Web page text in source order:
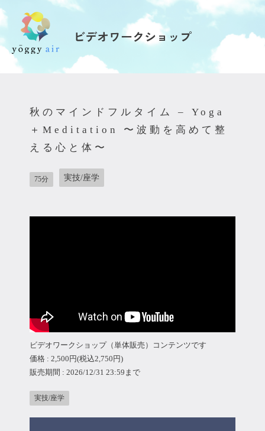
受講の流れ
インストラクター一覧
yoggy store
yoggy magazine
会員規約について
クラス参加にあたっての同意書
特定商取引にかかわる表示
ビデオワークショップ
秋のマインドフルタイム – Yoga
＋Meditation 〜波動を高めて整
える心と体〜
75分 実技/座学
ビデオワークショップ（単体販売）コンテンツです
価格 : 2,500円(税込2,750円)
販売期間 : 2026/12/31 23:59まで
実技/座学